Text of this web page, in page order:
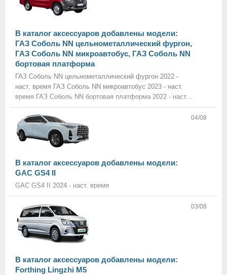
В каталог аксессуаров добавлены модели:
ГАЗ Соболь NN цельнометаллический фургон,
ГАЗ Соболь NN микроавтобус, ГАЗ Соболь NN
бортовая платформа
ГАЗ Соболь NN цельнометаллический фургон 2022 -
наст. время ГАЗ Соболь NN микроавтобус 2023 - наст.
время ГАЗ Соболь NN бортовая платформа 2022 - наст...
04/08
В каталог аксессуаров добавлены модели:
GAC GS4 II
GAC GS4 II 2024 - наст. время
03/08
В каталог аксессуаров добавлены модели:
Forthing Lingzhi M5